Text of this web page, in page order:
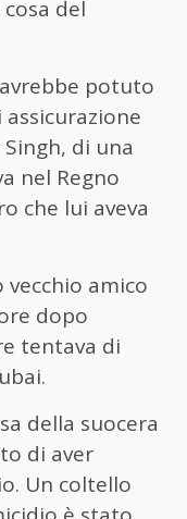
del
potuto
di una
nel Regno
che lui aveva
vecchio amico
dopo
tentava di
della suocera
di aver
Un coltello